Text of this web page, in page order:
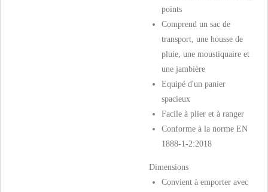
points
Comprend un sac de
transport, une housse de
pluie, une moustiquaire et
une jambière
Equipé d'un panier
spacieux
Facile à plier et à ranger
Conforme à la norme EN
1888-1-2:2018
Dimensions
Convient à emporter avec